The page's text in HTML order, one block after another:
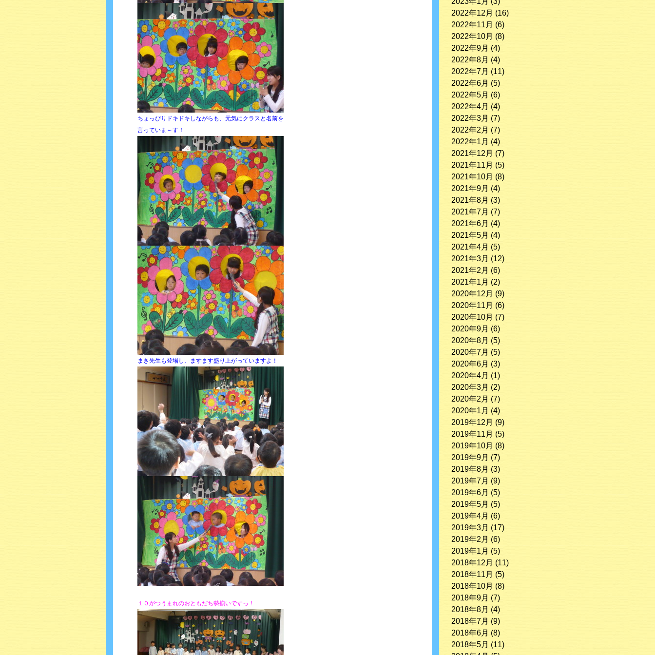
ちょっぴりドキドキしながらも、元気にクラスと名前を
言っていま～す！
まき先生も登場し、ますます盛り上がっていますよ！
１０がつうまれのおともだち勢揃いですっ！
2022年12月 (16)
2022年11月 (6)
2022年10月 (8)
2022年9月 (4)
2022年8月 (4)
2022年7月 (11)
2022年6月 (5)
2022年5月 (6)
2022年4月 (4)
2022年3月 (7)
2022年2月 (7)
2022年1月 (4)
2021年12月 (7)
2021年11月 (5)
2021年10月 (8)
2021年9月 (4)
2021年8月 (3)
2021年7月 (7)
2021年6月 (4)
2021年5月 (4)
2021年4月 (5)
2021年3月 (12)
2021年2月 (6)
2021年1月 (2)
2020年12月 (9)
2020年11月 (6)
2020年10月 (7)
2020年9月 (6)
2020年8月 (5)
2020年7月 (5)
2020年6月 (3)
2020年4月 (1)
2020年3月 (2)
2020年2月 (7)
2020年1月 (4)
2019年12月 (9)
2019年11月 (5)
2019年10月 (8)
2019年9月 (7)
2019年8月 (3)
2019年7月 (9)
2019年6月 (5)
2019年5月 (5)
2019年4月 (6)
2019年3月 (17)
2019年2月 (6)
2019年1月 (5)
2018年12月 (11)
2018年11月 (5)
2018年10月 (8)
2018年9月 (7)
2018年8月 (4)
2018年7月 (9)
2018年6月 (8)
2018年5月 (11)